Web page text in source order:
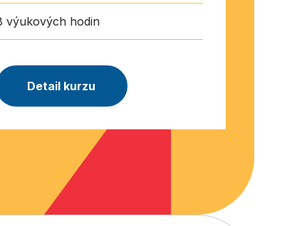
výukových hodin
Detail kurzu